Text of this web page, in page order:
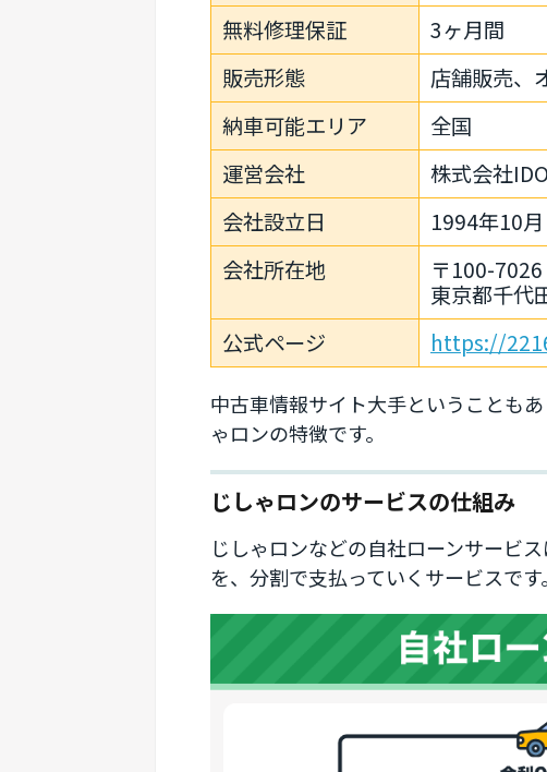
無料修理保証
3ヶ月間
販売形態
店舗販売、
納車可能エリア
全国
運営会社
株式会社
会社設立日
1994年10月
会社所在地
〒100-7026
東京都千代
公式ページ
https://
中古車情報サイト大手ということも
ゃロンの特徴です。
じしゃロンのサービスの仕組み
じしゃロンなどの自社ローンサービ
を、分割で支払っていくサービスです。